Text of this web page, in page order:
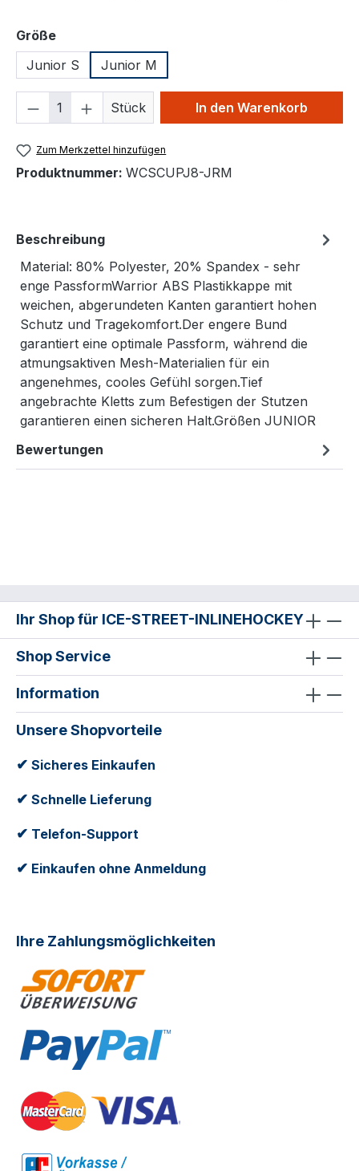
Größeauswählen
Junior S
Junior M
Produkt Anzahl: Gib den
Stück In den Warenkorb
Zum Merkzettel hinzufügen
Produktnummer: WCSCUPJ8-JRM
Beschreibung
Material: 80% Polyester, 20% Spandex - sehr
enge PassformWarrior ABS Plastikkappe mit
weichen, abgerundeten Kanten garantiert hohen
Schutz und Tragekomfort.Der engere Bund
garantiert eine optimale Passform, während die
atmungsaktiven Mesh-Materialien für ein
angenehmes, cooles Gefühl sorgen.Tief
angebrachte Kletts zum Befestigen der Stutzen
garantieren einen sicheren Halt.Größen JUNIOR
Bewertungen
Ihr Shop für ICE-STREET-INLINEHOCKEY
Shop Service
Information
Unsere Shopvorteile
✔ Sicheres Einkaufen
✔ Schnelle Lieferung
✔ Telefon-Support
✔ Einkaufen ohne Anmeldung
Ihre Zahlungsmöglichkeiten